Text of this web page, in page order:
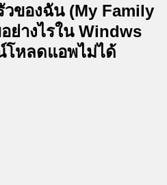
ของฉัน (My Family
ย่างไรใน Windws
โหลดแอพไม่ได้